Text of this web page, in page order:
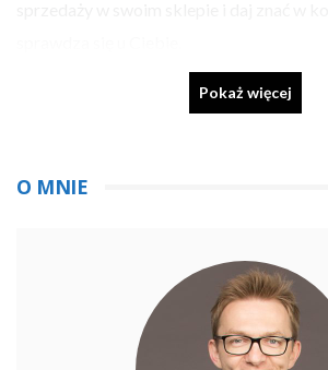
Pokażwięcej
O MNIE